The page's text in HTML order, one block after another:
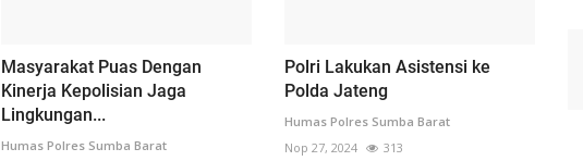
Masyarakat Puas Dengan
Kinerja Kepolisian Jaga
Lingkungan...
Humas Polres Sumba Barat
Polri Lakukan Asistensi ke
Polda Jateng
Humas Polres Sumba Barat
Nop 27, 2024
313